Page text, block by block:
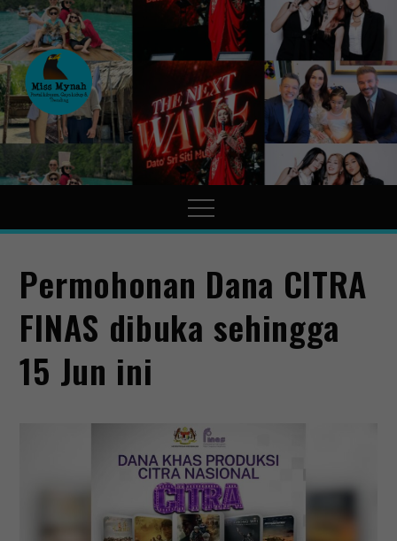
MissMynah
Portal Hiburan, Gaya Hidup
& Trending
Permohonan Dana CITRA
FINAS dibuka sehingga
15 Jun ini